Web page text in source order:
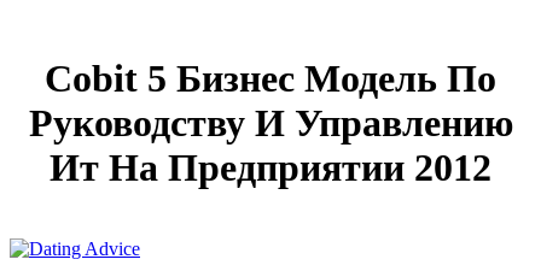
Cobit 5 Бизнес Модель По
Руководству И Управлению
Ит На Предприятии 2012